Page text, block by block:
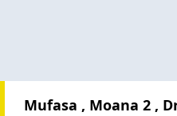
Mufasa , Moana 2 ,